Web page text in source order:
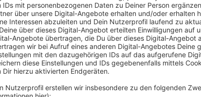
Anzeige
Der Wert der sogenannten Sieben-Tage-
Bundesländer hatten sich auf einen
oder kommunale Beschränkungen
registrierte zuletzt 584 bestätigte
genesen und 16 befinden sich im